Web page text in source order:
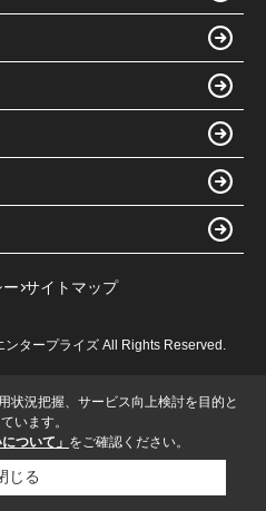
サイトマップ
タープライズ All Rights Reserved.
状況把握、サービス向上検討を目的と
います。
ついて」 をご確認ください。
じる